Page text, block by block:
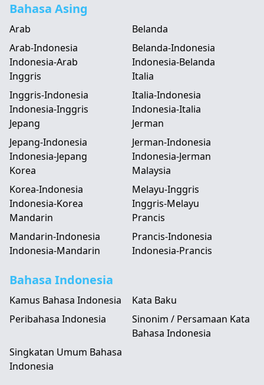
Bahasa Asing
Arab
Arab-Indonesia
Indonesia-Arab
Belanda
Belanda-Indonesia
Indonesia-Belanda
Inggris
Inggris-Indonesia
Indonesia-Inggris
Italia
Italia-Indonesia
Indonesia-Italia
Jepang
Jepang-Indonesia
Indonesia-Jepang
Jerman
Jerman-Indonesia
Indonesia-Jerman
Korea
Korea-Indonesia
Indonesia-Korea
Malaysia
Melayu-Inggris
Inggris-Melayu
Mandarin
Mandarin-Indonesia
Indonesia-Mandarin
Prancis
Prancis-Indonesia
Indonesia-Prancis
Bahasa Indonesia
Kamus Bahasa Indonesia
Kata Baku
Peribahasa Indonesia
Sinonim / Persamaan Kata
Bahasa Indonesia
Singkatan Umum Bahasa
Indonesia